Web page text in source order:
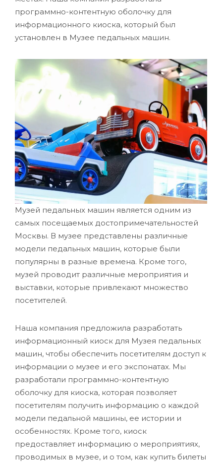
программно-контентную оболочку для
информационного киоска, который был
установлен в Музее педальных машин.
Музей педальных машин является одним из
самых посещаемых достопримечательностей
Москвы. В музее представлены различные
модели педальных машин, которые были
популярны в разные времена. Кроме того,
музей проводит различные мероприятия и
выставки, которые привлекают множество
посетителей.
Наша компания предложила разработать
информационный киоск для Музея педальных
машин, чтобы обеспечить посетителям доступ к
информации о музее и его экспонатах. Мы
разработали программно-контентную
оболочку для киоска, которая позволяет
посетителям получить информацию о каждой
модели педальной машины, ее истории и
особенностях. Кроме того, киоск
предоставляет информацию о мероприятиях,
проводимых в музее, и о том, как купить билеты